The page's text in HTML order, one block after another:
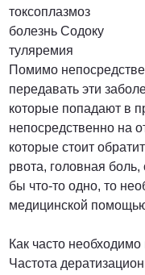
токсоплазмоз
болезнь Содоку
туляремия
Помимо
передавать эти
которые попадают в
непосредственно на
которые стоит
рвота, головная боль,
бы что-то одно, то
медицинской
Как часто
Частота